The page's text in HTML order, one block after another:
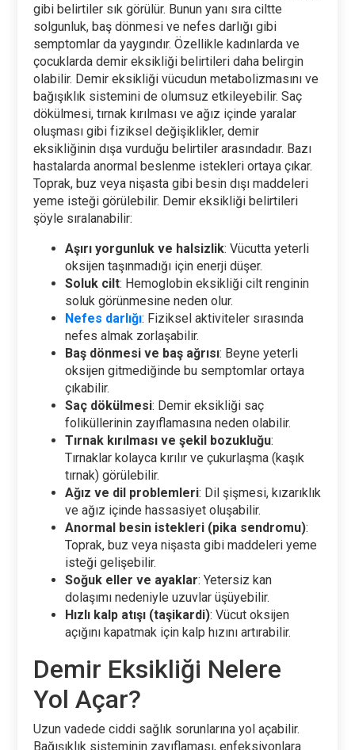
gibi belirtiler sık görülür. Bunun yanı sıra ciltte
solgunluk, baş dönmesi ve nefes darlığı gibi
semptomlar da yaygındır. Özellikle kadınlarda ve
çocuklarda demir eksikliği belirtileri daha belirgin
olabilir. Demir eksikliği vücudun metabolizmasını ve
bağışıklık sistemini de olumsuz etkileyebilir. Saç
dökülmesi, tırnak kırılması ve ağız içinde yaralar
oluşması gibi fiziksel değişiklikler, demir
eksikliğinin dışa vurduğu belirtiler arasındadır. Bazı
hastalarda anormal beslenme istekleri ortaya çıkar.
Toprak, buz veya nişasta gibi besin dışı maddeleri
yeme isteği görülebilir. Demir eksikliği belirtileri
şöyle sıralanabilir:
Aşırı yorgunluk ve halsizlik: Vücutta yeterli
oksijen taşınmadığı için enerji düşer.
Soluk cilt: Hemoglobin eksikliği cilt renginin
soluk görünmesine neden olur.
Nefes darlığı: Fiziksel aktiviteler sırasında
nefes almak zorlaşabilir.
Baş dönmesi ve baş ağrısı: Beyne yeterli
oksijen gitmediğinde bu semptomlar ortaya
çıkabilir.
Saç dökülmesi: Demir eksikliği saç
foliküllerinin zayıflamasına neden olabilir.
Tırnak kırılması ve şekil bozukluğu:
Tırnaklar kolayca kırılır ve çukurlaşma (kaşık
tırnak) görülebilir.
Ağız ve dil problemleri: Dil şişmesi, kızarıklık
ve ağız içinde hassasiyet oluşabilir.
Anormal besin istekleri (pika sendromu):
Toprak, buz veya nişasta gibi maddeleri yeme
isteği gelişebilir.
Soğuk eller ve ayaklar: Yetersiz kan
dolaşımı nedeniyle uzuvlar üşüyebilir.
Hızlı kalp atışı (taşikardi): Vücut oksijen
açığını kapatmak için kalp hızını artırabilir.
Demir Eksikliği Nelere
Yol Açar?
Uzun vadede ciddi sağlık sorunlarına yol açabilir.
Bağışıklık sisteminin zayıflaması, enfeksiyonlara